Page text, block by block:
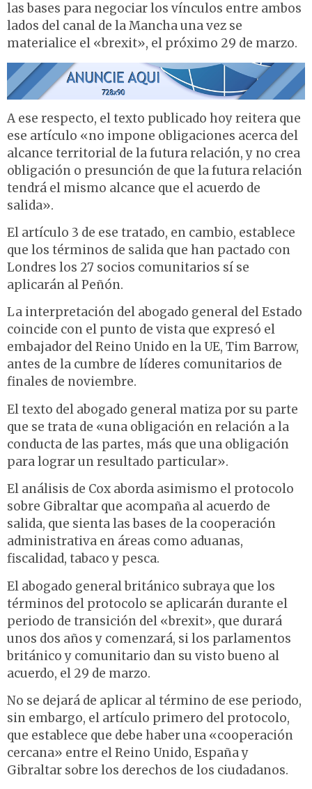
las bases para negociar los vínculos entre ambos
lados del canal de la Mancha una vez se
materialice el «brexit», el próximo 29 de marzo.
A ese respecto, el texto publicado hoy reitera que
ese artículo «no impone obligaciones acerca del
alcance territorial de la futura relación, y no crea
obligación o presunción de que la futura relación
tendrá el mismo alcance que el acuerdo de
salida».
El artículo 3 de ese tratado, en cambio, establece
que los términos de salida que han pactado con
Londres los 27 socios comunitarios sí se
aplicarán al Peñón.
La interpretación del abogado general del Estado
coincide con el punto de vista que expresó el
embajador del Reino Unido en la UE, Tim Barrow,
antes de la cumbre de líderes comunitarios de
finales de noviembre.
El texto del abogado general matiza por su parte
que se trata de «una obligación en relación a la
conducta de las partes, más que una obligación
para lograr un resultado particular».
El análisis de Cox aborda asimismo el protocolo
sobre Gibraltar que acompaña al acuerdo de
salida, que sienta las bases de la cooperación
administrativa en áreas como aduanas,
fiscalidad, tabaco y pesca.
El abogado general británico subraya que los
términos del protocolo se aplicarán durante el
periodo de transición del «brexit», que durará
unos dos años y comenzará, si los parlamentos
británico y comunitario dan su visto bueno al
acuerdo, el 29 de marzo.
No se dejará de aplicar al término de ese periodo,
sin embargo, el artículo primero del protocolo,
que establece que debe haber una «cooperación
cercana» entre el Reino Unido, España y
Gibraltar sobre los derechos de los ciudadanos.